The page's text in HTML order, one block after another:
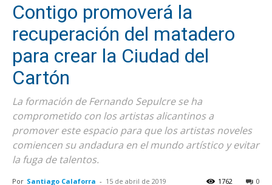
Contigo promoverá la
recuperación del matadero
para crear la Ciudad del
Cartón
La formación de Fernando Sepulcre se ha
comprometido con los artistas alicantinos a
promover este espacio para que los artistas noveles
comiencen su andadura en el mundo artístico y evitar
la fuga de talentos.
Por Santiago Calaforra - 15 de abril de 2019 0
1762